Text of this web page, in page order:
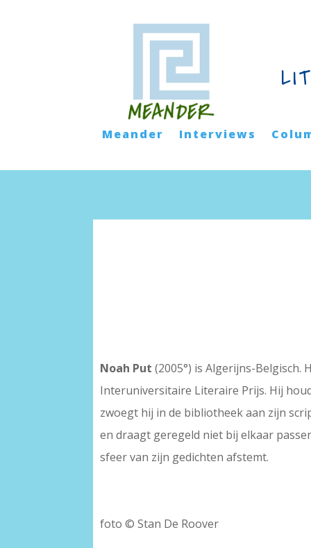
Meander Interviews
Noah Put (2005°) is Algerijns-Belgisch.
Interuniversitaire Literaire Prijs. Hij
zwoegt hij in de bibliotheek aan zijn
en draagt geregeld niet bij elkaar
sfeer van zijn gedichten afstemt.
foto © Stan De Roover